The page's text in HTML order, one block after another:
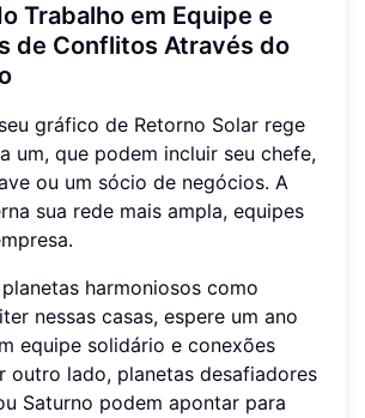
Trabalho em Equipe e
de Conflitos Através do
gráfico de Retorno Solar rege
um, que podem incluir seu chefe,
ou um sócio de negócios. A
sua rede mais ampla, equipes
harmoniosos como
nessas casas, espere um ano
equipe solidário e conexões
outro lado, planetas desafiadores
Saturno podem apontar para